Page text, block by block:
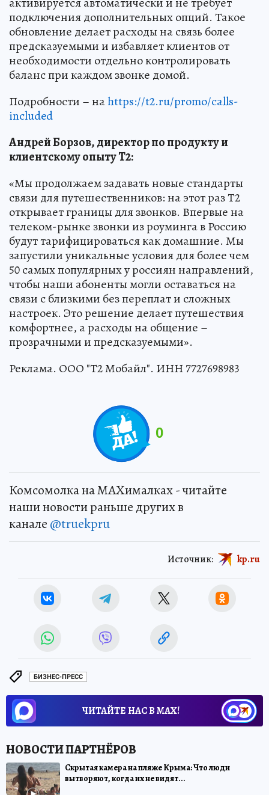
подключения дополнительных опций. Такое
обновление делает расходы на связь более
предсказуемыми и избавляет клиентов от
необходимости отдельно контролировать
баланс при каждом звонке домой.
Подробности – наhttps://t2.ru/promo/calls-
included
Андрей Борзов, директор по продукту и
клиентскому опыту T2:
«Мы продолжаем задавать новые стандарты
связи для путешественников: на этот раз Т2
открывает границы для звонков. Впервые на
телеком-рынке звонки из роуминга в Россию
будут тарифицироваться как домашние. Мы
запустили уникальные условия для более чем
50 самых популярных у россиян направлений,
чтобы наши абоненты могли оставаться на
связи с близкими без переплат и сложных
настроек. Это решение делает путешествия
комфортнее, а расходы на общение –
прозрачными и предсказуемыми».
Реклама. ООО "Т2 Мобайл". ИНН 7727698983
0
Комсомолка на MAXималках - читайте
наши новости раньше других в
канале @truekpru
Источник: kp.ru
БИЗНЕС-ПРЕСС
ЧИТАЙТЕ НАС В МАХ!
Скрытая камера на пляже Крыма: Что люди
вытворяют, когда их не видят...